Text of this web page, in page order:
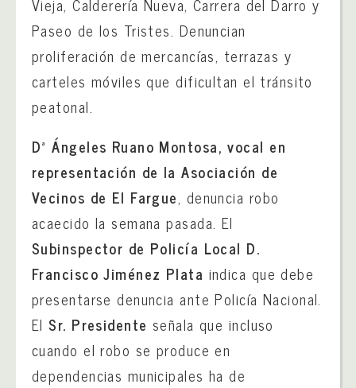
Vieja, Calderería Nueva, Carrera del Darro y
Paseo de los Tristes. Denuncian
proliferación de mercancías, terrazas y
carteles móviles que dificultan el tránsito
peatonal.
Dª Ángeles Ruano Montosa, vocal en
representación de la Asociación de
Vecinos de El Fargue, denuncia robo
acaecido la semana pasada. El
Subinspector de Policía Local D.
Francisco Jiménez Plata indica que debe
presentarse denuncia ante Policía Nacional.
ElSr. Presidente señala que incluso
cuando el robo se produce en
dependencias municipales ha de